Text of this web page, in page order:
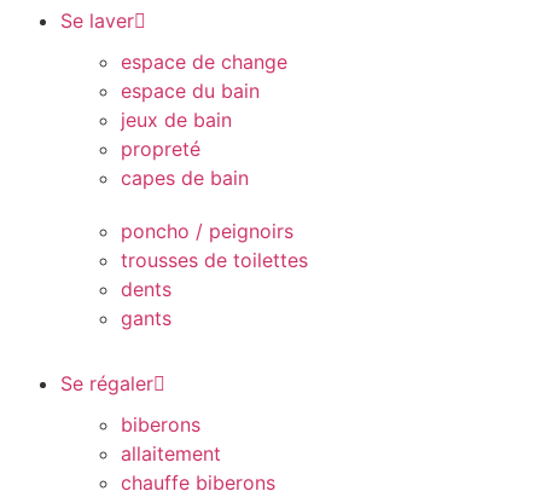
Se laver
espace de change
espace du bain
jeux de bain
propreté
capes de bain
poncho / peignoirs
trousses de toilettes
dents
gants
Se régaler
biberons
allaitement
chauffe biberons